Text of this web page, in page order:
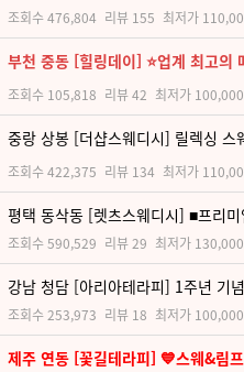
최저가
리뷰 155
조회수476,804
부천 중동 [힐링데이] ⭐업계 최고의
최저가
리뷰42
조회수 105,818
최저가
리뷰 134
조회수422,375
최저가
리뷰29
조회수590,529
최저가
리뷰 18
조회수253,973